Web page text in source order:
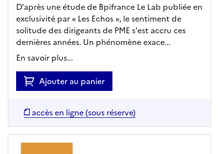
D'après une étude de Bpifrance Le Lab publiée en
exclusivité par « Les Echos », le sentiment de
solitude des dirigeants de PME s'est accru ces
dernières années. Un phénomène exace...
En savoir plus...
Ajouter au panier
accès en ligne (sous réserve)